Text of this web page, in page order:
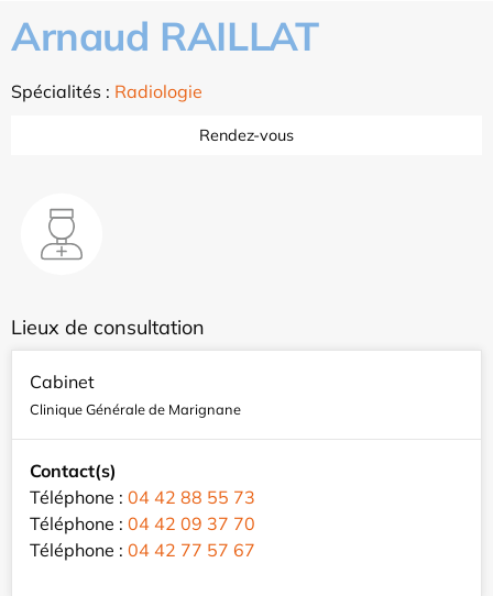
Arnaud RAILLAT
Spécialités : Radiologie
Rendez-vous
Lieux de consultation
Cabinet
Clinique Générale de Marignane
Contact(s)
Téléphone : 04 42 88 55 73
Téléphone : 04 42 09 37 70
Téléphone : 04 42 77 57 67